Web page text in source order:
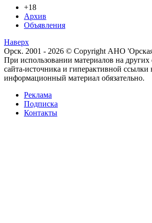
+18
Архив
Объявления
Наверх
Орск. 2001 - 2026 © Copyright АНО
При использовании материалов на других
сайта-источника и гиперактивной ссылки
информационный материал обязательно.
Реклама
Подписка
Контакты